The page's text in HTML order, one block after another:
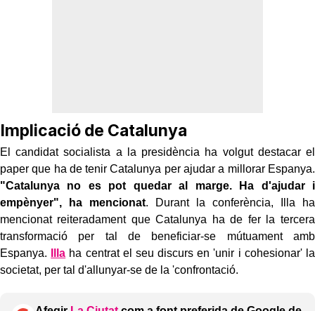
Implicació de Catalunya
El candidat socialista a la presidència ha volgut destacar el
paper que ha de tenir Catalunya per ajudar a millorar Espanya.
"Catalunya no es pot quedar al marge. Ha d'ajudar i
empènyer", ha mencionat. Durant la conferència, Illa ha
mencionat reiteradament que Catalunya ha de fer la tercera
transformació per tal de beneficiar-se mútuament amb
Espanya.
Illa ha centrat el seu discurs en 'unir i cohesionar' la
societat, per tal d'allunyar-se de la 'confrontació.